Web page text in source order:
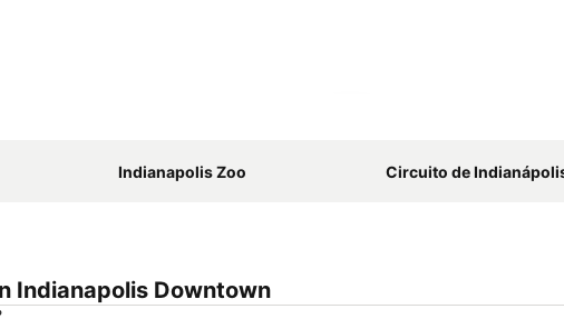
Indianapolis Zoo Circuito de
Indianapolis Downtown